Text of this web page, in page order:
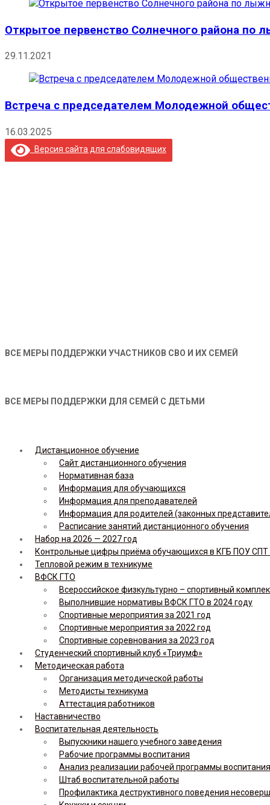
Открытое первенство Солнечного района по
29.11.2021
Встреча с председателем Молодежной
16.03.2025
Версия сайта для слабовидящих
ВСЕ МЕРЫ ПОДДЕРЖКИ УЧАСТНИКОВ СВО И ИХ СЕМЕЙ
ВСЕ МЕРЫ ПОДДЕРЖКИ ДЛЯ СЕМЕЙ С ДЕТЬМИ
Дистанционное обучение
Сайт дистанционного обучения
Нормативная база
Информация для обучающихся
Информация для преподавателей
Информация для родителей (законных
Расписание занятий дистанционного обучения
Набор на 2026 — 2027 год
Контрольные цифры приёма обучающихся в КГБ ПОУ СПТ
Тепловой режим в техникуме
ВФСК ГТО
Всероссийское физкультурно – спортивный
Выполнившие нормативы ВФСК ГТО в 2024 году
Спортивные мероприятия за 2021 год
Спортивные мероприятия за 2022 год
Спортивные соревнования за 2023 год
Студенческий спортивный клуб «Триумф»
Методическая работа
Организация методической работы
Методисты техникума
Аттестация работников
Наставничество
Воспитательная деятельность
Выпускники нашего учебного заведения
Рабочие программы воспитания
Анализ реализации рабочей программы
Штаб воспитательной работы
Профилактика деструктивного поведения